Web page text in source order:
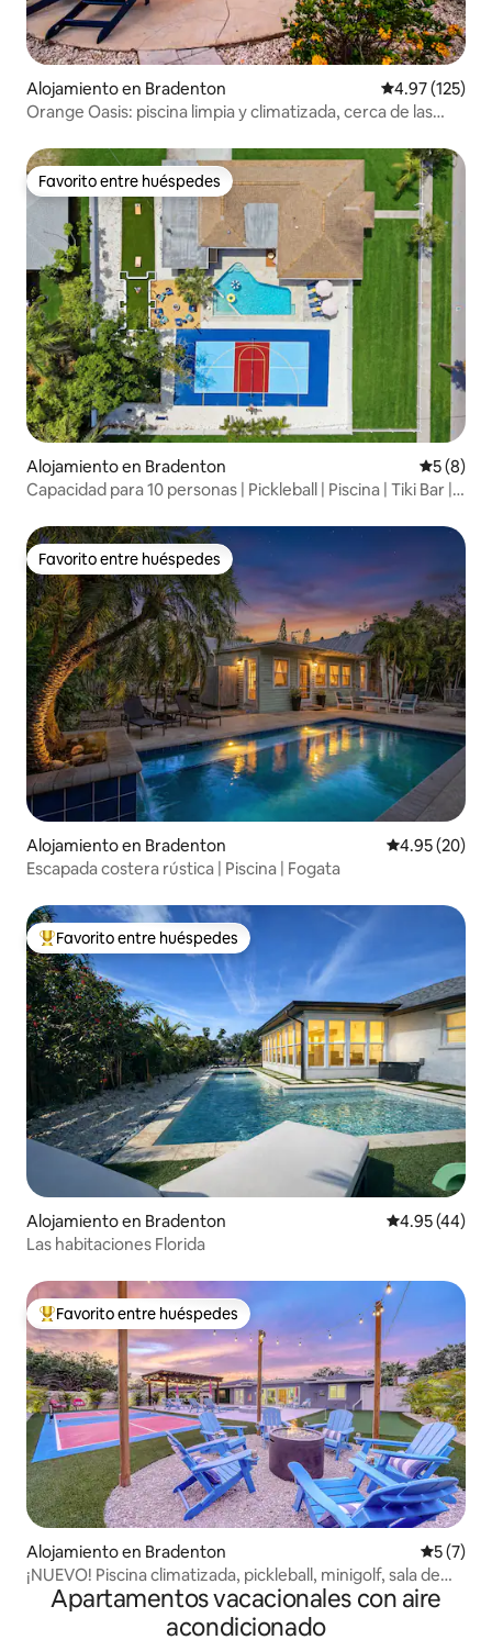
Alojamiento en Bradenton Calificación
4.97 (125)
Orange Oasis: piscina limpia y climatizada, cerca de las
Favorito entre huéspedes
Favorito entre huéspedes
Alojamiento en Bradenton
5 (8)
Capacidad para 10 personas | Pickleball | Piscina | Tiki Bar |
Favorito entre huéspedes
Favorito entre huéspedes
Alojamiento en Bradenton Calificación
4.95 (20)
Escapada costera rústica | Piscina | Fogata
Favorito entre huéspedes preferido
Favorito entre huéspedes
Alojamiento en Bradenton Calificación
4.95 (44)
Las habitaciones Florida
Favorito entre huéspedes preferido
Favorito entre huéspedes
Alojamiento en Bradenton
5 (7)
¡NUEVO! Piscina climatizada, pickleball, minigolf, sala de
juegos
Apartamentos vacacionales con aire
acondicionado